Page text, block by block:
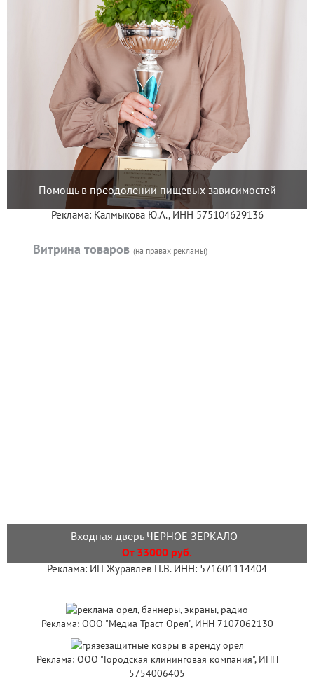
Помощь в преодолении пищевых зависимостей
Реклама: Калмыкова Ю.А., ИНН 575104629136
Витрина товаров (на правах рекламы)
Входная дверь ЧЕРНОЕ ЗЕРКАЛО
От 33000 руб.
Реклама: ИП Журавлев П.В. ИНН: 571601114404
Реклама: ООО "Медиа Траст Орёл", ИНН 7107062130
Реклама: ООО "Городская клининговая компания", ИНН
5754006405